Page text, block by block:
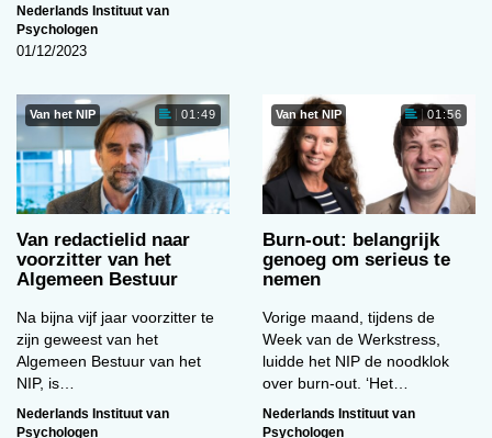
Nederlands Instituut van
Psychologen
01/12/2023
Van het NIP 01:49
Van redactielid naar
voorzitter van het
Algemeen Bestuur
Na bijna vijf jaar voorzitter te
zijn geweest van het
Algemeen Bestuur van het
NIP, is…
Nederlands Instituut van
Psychologen
Van het NIP 01:56
Burn-out: belangrijk
genoeg om serieus te
nemen
Vorige maand, tijdens de
Week van de Werkstress,
luidde het NIP de noodklok
over burn-out. ‘Het…
Nederlands Instituut van
Psychologen